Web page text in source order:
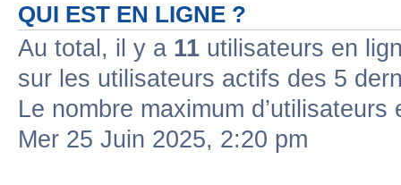
QUI EST EN LIGNE ?
Au total, il y a 11 utilisateurs en
sur les utilisateurs actifs des 5
Le nombre maximum
Mer 25 Juin 2025, 2:20 pm